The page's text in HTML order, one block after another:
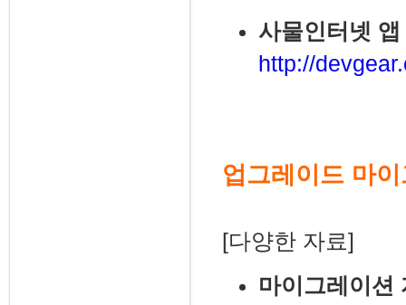
사물인터넷
http://
업그레이드 마
[다양한 자료]
마이그레이션